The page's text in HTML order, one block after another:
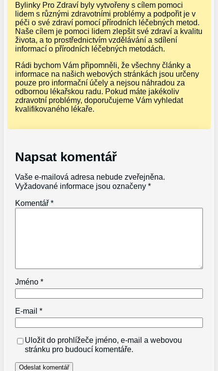
Bylinky Pro Zdraví byly vytvořeny s cílem pomoci
lidem s různými zdravotními problémy a podpořit je v
péči o své zdraví pomocí přírodních léčebných metod.
Naše cílem je pomoci lidem zlepšit své zdraví a kvalitu
života, a to prostřednictvím vzdělávání a sdílení
informací o přírodních léčebných metodách.
Rádi bychom Vám připomněli, že všechny články a
informace na našich webových stránkách jsou určeny
pouze pro informační účely a nejsou náhradou za
odbornou lékařskou radu. Pokud máte jakékoliv
zdravotní problémy, doporučujeme Vám vyhledat
kvalifikovaného lékaře.
Napsat komentář
Vaše e-mailová adresa nebude zveřejněna.
Vyžadované informace jsou označeny*
Komentář*
Jméno*
E-mail*
Uložit do prohlížeče jméno, e-mail a webovou
stránku pro budoucí komentáře.